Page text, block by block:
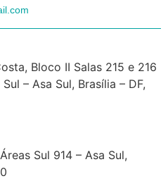
Bloco II Salas 215 e 216
– Asa Sul, Brasília – DF,
Sul 914 – Asa Sul,